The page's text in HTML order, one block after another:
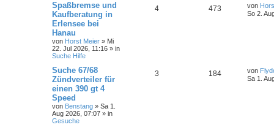
Spaßbremse und
Kaufberatung in
Erlensee bei
Hanau
von Horst Meier » Mi
22. Jul 2026, 11:16 » in
Suche Hilfe
4 473 von
So 2.
Suche 67/68
Zündverteiler für
einen 390 gt 4
Speed
von Benstang » Sa 1.
Aug 2026, 07:07 » in
Gesuche
3 184 von
Sa 1.